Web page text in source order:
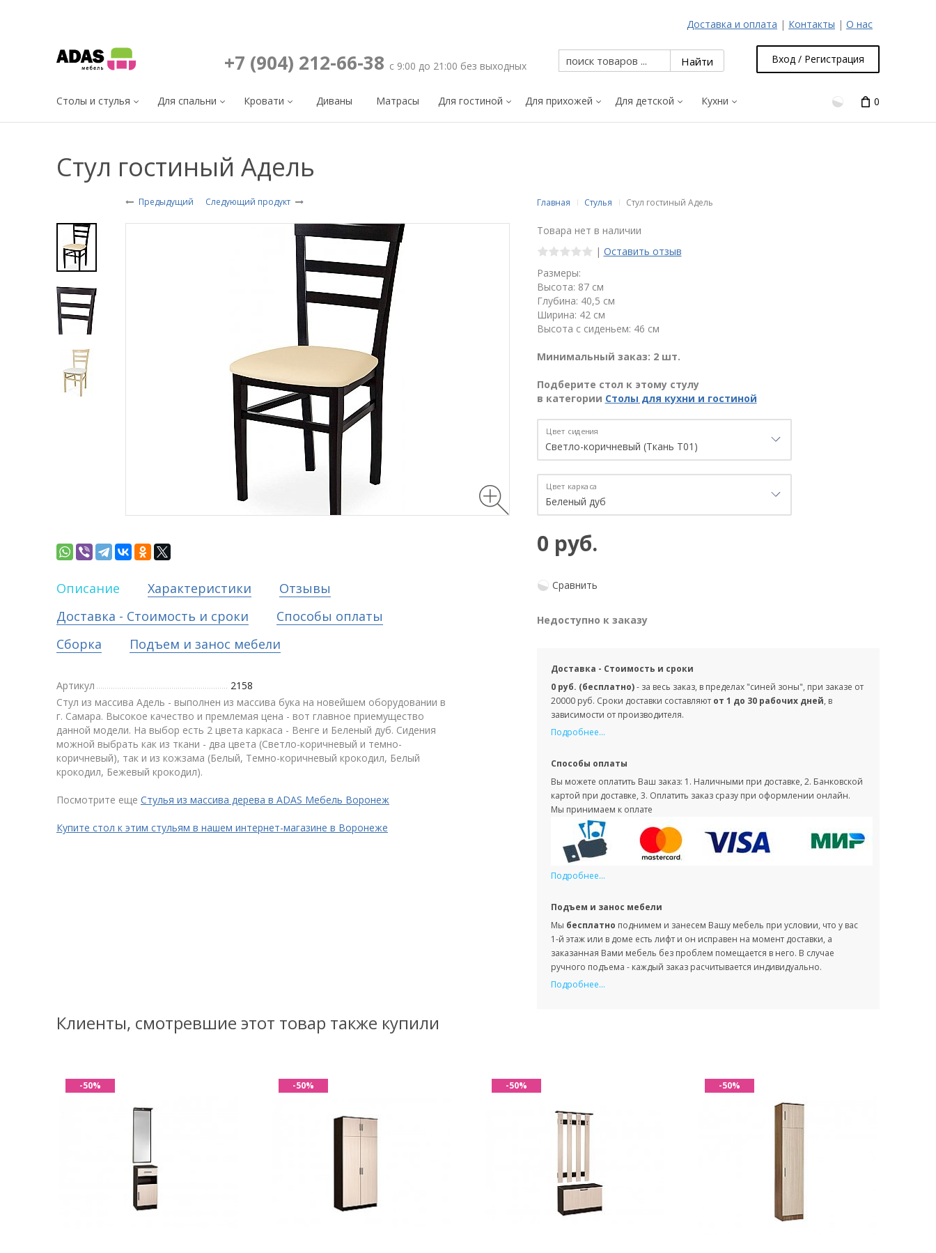
Доставка и оплата | Контакты | О нас
+7 (904) 212-66-38 с 9:00 до 21:00 без выходных
Вход / Регистрация
Столы и стулья Для спальни Кровати Диваны Матрасы Для гостиной Для прихожей Для детской Кухни 0
Стул гостиный Адель
Предыдущий Следующий продукт Главная Стулья Стул гостиный Адель
Товара нет в наличии
| Оставить отзыв
Размеры:
Высота: 87 см
Глубина: 40,5 см
Ширина: 42 см
Высота с сиденьем: 46 см
Минимальный заказ: 2 шт.
Подберите стол к этому стулу
в категории Столы для кухни и гостиной
Цвет сидения
Цвет каркаса
0 руб.
Сравнить
Недоступно к заказу
Доставка - Стоимость и сроки
0 руб. (бесплатно)- за весь заказ, в пределах "синей зоны", при заказе от
20000 руб. Сроки доставки составляют от 1 до 30 рабочих дней, в
зависимости от производителя.
Подробнее...
Способы оплаты
Вы можете оплатить Ваш заказ: 1. Наличными при доставке, 2. Банковской
картой при доставке, 3. Оплатить заказ сразу при оформлении онлайн.
Мы принимаем к оплате
Подробнее...
Подъем и занос мебели
Мы бесплатно поднимем и занесем Вашу мебель при условии, что у вас
1-й этаж или в доме есть лифт и он исправен на момент доставки, а
заказанная Вами мебель без проблем помещается в него. В случае
ручного подъема - каждый заказ расчитывается индивидуально.
Подробнее...
Описание Характеристики
Отзывы
Доставка - Стоимость и сроки
Способы оплаты
Сборка
Подъем и занос мебели
Артикул
2158
Стул из массива Адель - выполнен из массива бука на новейшем оборудовании в
г. Самара. Высокое качество и премлемая цена - вот главное приемущество
данной модели. На выбор есть 2 цвета каркаса - Венге и Беленый дуб. Сидения
можной выбрать как из ткани - два цвета (Светло-коричневый и темно-
коричневый), так и из кожзама (Белый, Темно-коричневый крокодил, Белый
крокодил, Бежевый крокодил).
Посмотрите еще Стулья из массива дерева в ADAS Мебель Воронеж
Купите стол к этим стульям в нашем интернет-магазине в Воронеже
Клиенты, смотревшие этот товар также купили
-50% -50% -50% -50%